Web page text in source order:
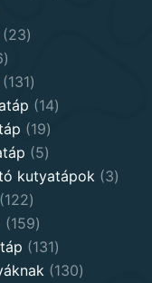
2323
6
products
131131
products
1414
1919
products
55
products
kutyatápok 33
122122
products
159159
products
131131
products
130130